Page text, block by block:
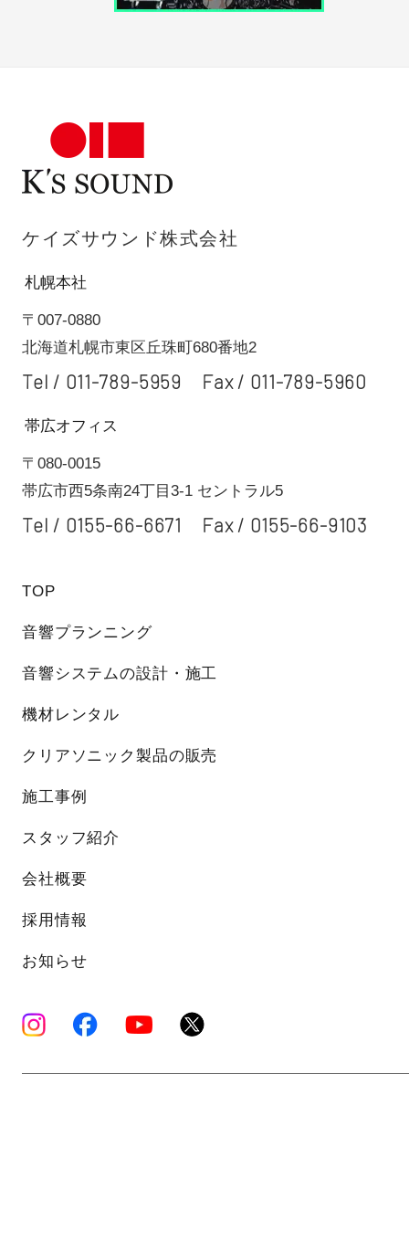
ケイズサウンド株式会社
札幌本社
〒007-0880
北海道札幌市東区丘珠町680番地2
Tel / 011-789-5959 Fax / 011-789-5960
帯広オフィス
〒080-0015
帯広市西5条南24丁目3-1 セントラル5
Tel / 0155-66-6671 Fax / 0155-66-9103
TOP
音響プランニング
音響システムの設計・施工
機材レンタル
クリアソニック製品の販売
施工事例
スタッフ紹介
会社概要
採用情報
お知らせ